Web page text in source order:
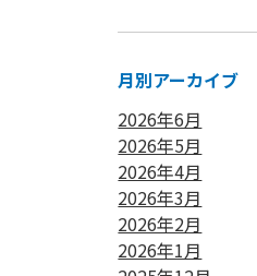
月別アーカイブ
2026年6月
2026年5月
2026年4月
2026年3月
2026年2月
2026年1月